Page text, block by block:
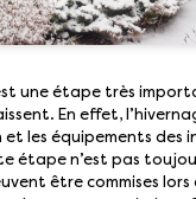
une étape très
En effet,
les équipements des
étape n’est pas
être commises lors